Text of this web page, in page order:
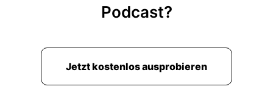
Podcast?
Jetzt kostenlos ausprobieren